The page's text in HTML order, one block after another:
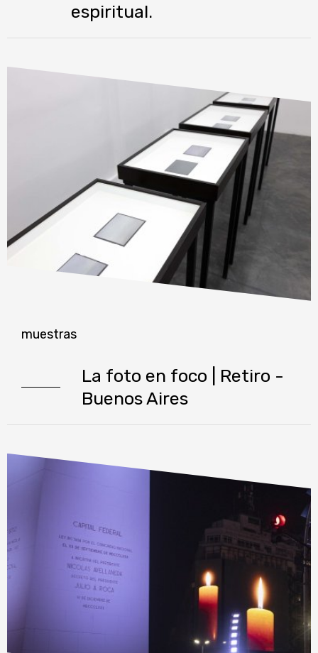
espiritual.
muestras
La foto en foco | Retiro -
Buenos Aires